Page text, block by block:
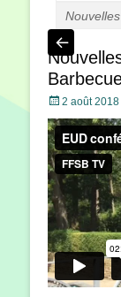
Posté
le
2 août 2018